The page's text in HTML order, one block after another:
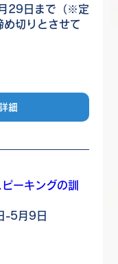
29日まで（※定
め切りとさせて
細
ーキングの訓
-5月9日